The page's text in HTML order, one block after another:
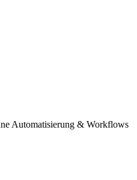
Automatisierung & Workflows